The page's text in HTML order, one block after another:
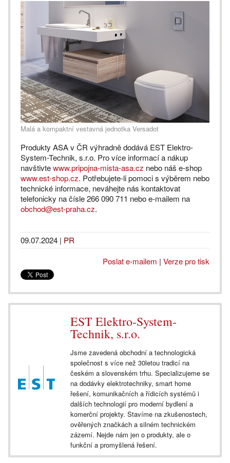
Malá a kompaktní vestavná jednotka Versadot
Produkty ASA v ČR výhradně dodává EST Elektro-
System-Technik, s.r.o. Pro více informací a nákup
navštivtewww.pripojna-mista-asa.cz nebo náš e-shop
www.est-shop.cz. Potřebujete-li pomoci s výběrem nebo
technické informace, neváhejte nás kontaktovat
telefonicky na čísle 266 090 711 nebo e-mailem na
obchod@est-praha.cz.
09.07.2024 | PR
Poslat e-mailem | Verze pro tisk
EST Elektro-System-
Technik, s.r.o.
Jsme zavedená obchodní a technologická
společnost s více než 30letou tradicí na
českém a slovenském trhu. Specializujeme se
na dodávky elektrotechniky, smart home
řešení, komunikačních a řídicích systémů i
dalších technologií pro moderní bydlení a
komerční projekty. Stavíme na zkušenostech,
ověřených značkách a silném technickém
zázemí. Nejde nám jen o produkty, ale o
funkční a promyšlená řešení.